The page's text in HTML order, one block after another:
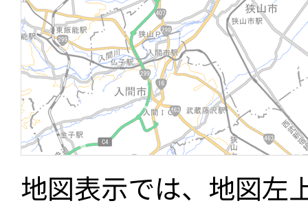
地図表示では、地図左